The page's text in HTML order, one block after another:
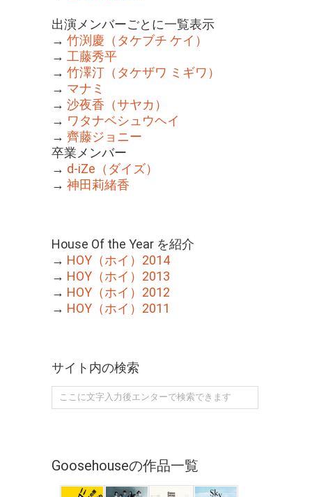
出演メンバーごとに一覧表示
→ 竹渕慶（タケブチ ケイ）
→ 工藤秀平
→ 竹澤汀（タケザワ ミギワ）
→ マナミ
→ 沙夜香（サヤカ）
→ ワタナベシュウヘイ
→ 齊藤ジョニー
卒業メンバー
→ d-iZe（ダイズ）
→ 神田莉緒香
House Of the Year を紹介
→ HOY（ホイ）2014
→ HOY（ホイ）2013
→ HOY（ホイ）2012
→ HOY（ホイ）2011
サイト内の検索
Goosehouseの作品一覧